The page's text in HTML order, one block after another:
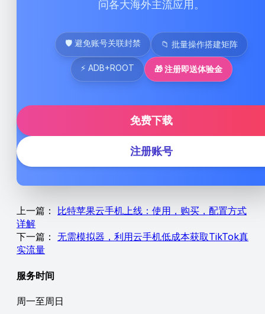
问各大海外主流应用。
🛡 避免账号关联封禁 📁 批量操作搭建矩阵
⚡ ADB+ROOT 🎁 注册即送体验金
免费下载
注册账号
上一篇： 比特苹果云手机上线：使用，购买，配置方式
详解
下一篇： 无需模拟器，利用云手机低成本获取TikTok真
实流量
服务时间
周一至周日